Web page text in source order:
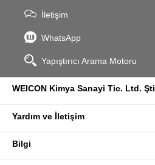
İletişim
WhatsApp
Yapıştırıcı Arama Motoru
WEICON Kimya Sanayi Tic. Ltd. Şti
Yardım ve İletişim
Bilgi